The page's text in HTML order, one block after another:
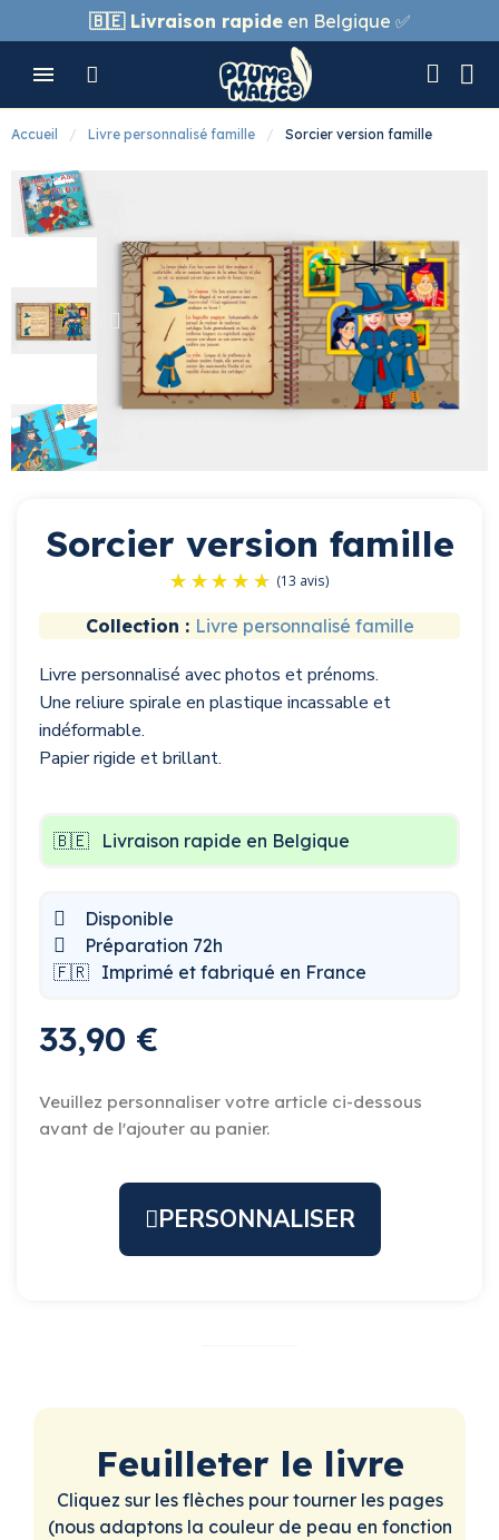
🇧🇪 Livraison rapideen Belgique ✅
Accueil Livre personnalisé famille Sorcier version famille
Sorcier version famille
(13 avis)
Collection : Livre personnalisé famille
Livre personnalisé avec photos et prénoms.
Une reliure spirale en plastique incassable et
indéformable.
Papier rigide et brillant.
🇧🇪 Livraison rapide en Belgique
Disponible
Préparation 72h
🇫🇷 Imprimé et fabriqué en France
33,90 €
Veuillez personnaliser votre article ci-dessous
avant de l'ajouter au panier.
PERSONNALISER
Feuilleter le livre
Cliquez sur les flèches pour tourner les pages
(nous adaptons la couleur de peau en fonction